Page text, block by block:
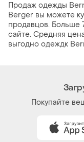
Продаж одежды
Berger вы можете
продавцов. Больше
сайте. Средняя
выгодно одеждк
Покупайте